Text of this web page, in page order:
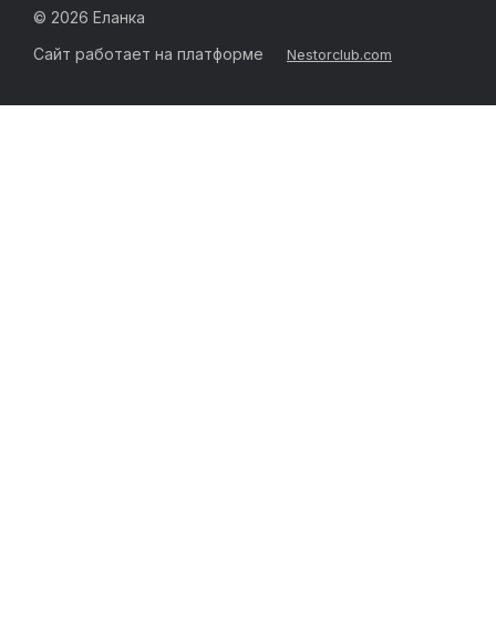
© 2026 Еланка
Сайт работает на платформе
Nestorclub.com